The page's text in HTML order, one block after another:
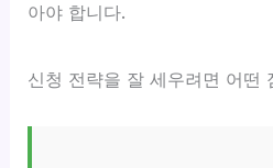
아야 합니다.
신청 전략을 잘 세우려면 어떤